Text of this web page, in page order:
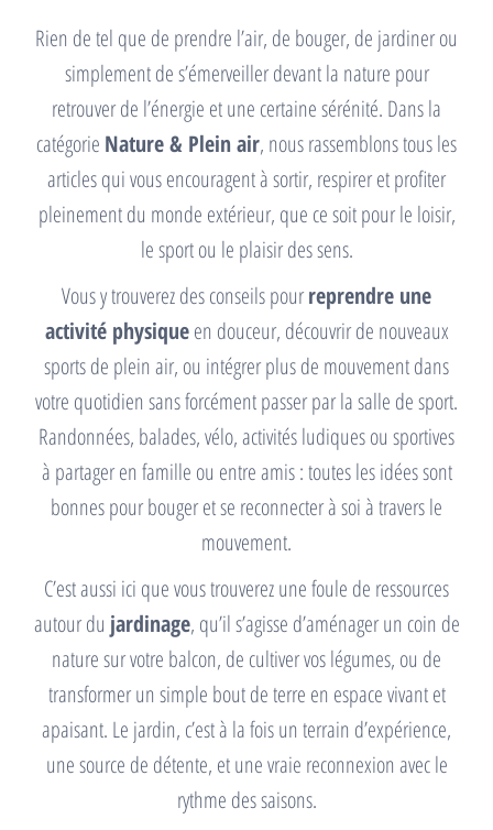
Rien de tel que de prendre l’air, de bouger, de jardiner ou
simplement de s’émerveiller devant la nature pour
retrouver de l’énergie et une certaine sérénité. Dans la
catégorie Nature & Plein air, nous rassemblons tous les
articles qui vous encouragent à sortir, respirer et profiter
pleinement du monde extérieur, que ce soit pour le loisir,
le sport ou le plaisir des sens.
Vous y trouverez des conseils pourreprendre une
activité physiqueen douceur, découvrir de nouveaux
sports de plein air, ou intégrer plus de mouvement dans
votre quotidien sans forcément passer par la salle de sport.
Randonnées, balades, vélo, activités ludiques ou sportives
à partager en famille ou entre amis : toutes les idées sont
bonnes pour bouger et se reconnecter à soi à travers le
mouvement.
C’est aussi ici que vous trouverez une foule de ressources
autour du jardinage, qu’il s’agisse d’aménager un coin de
nature sur votre balcon, de cultiver vos légumes, ou de
transformer un simple bout de terre en espace vivant et
apaisant. Le jardin, c’est à la fois un terrain d’expérience,
une source de détente, et une vraie reconnexion avec le
rythme des saisons.